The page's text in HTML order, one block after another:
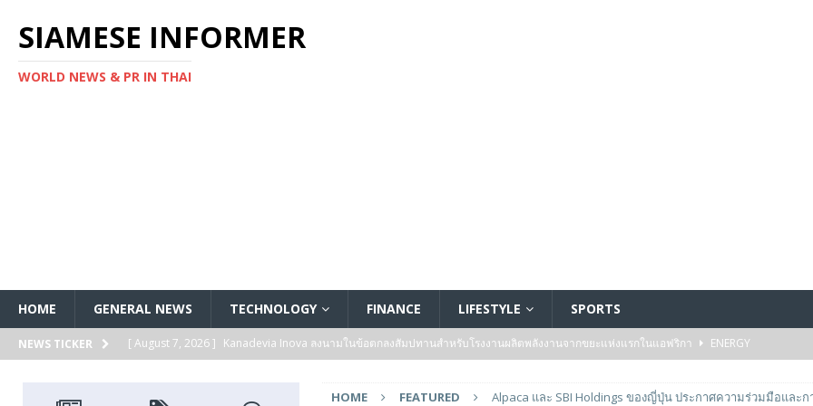
SIAMESE INFORMER
WORLD NEWS & PR IN THAI
HOME GENERAL NEWS TECHNOLOGY FINANCE LIFESTYLE SPORTS
NEWS TICKER [ August 7, 2026 ] Kanadevia Inova ลงนามในข้อตกลงสัมปทานสำหรับโรงงานผลิตพลังงานจากขยะแห่งแรกในแอฟริกา
ENERGY
HOME FEATURED
Alpaca และ SBI Holdings ของญี่ปุ่น ประกาศความร่วมมือและก